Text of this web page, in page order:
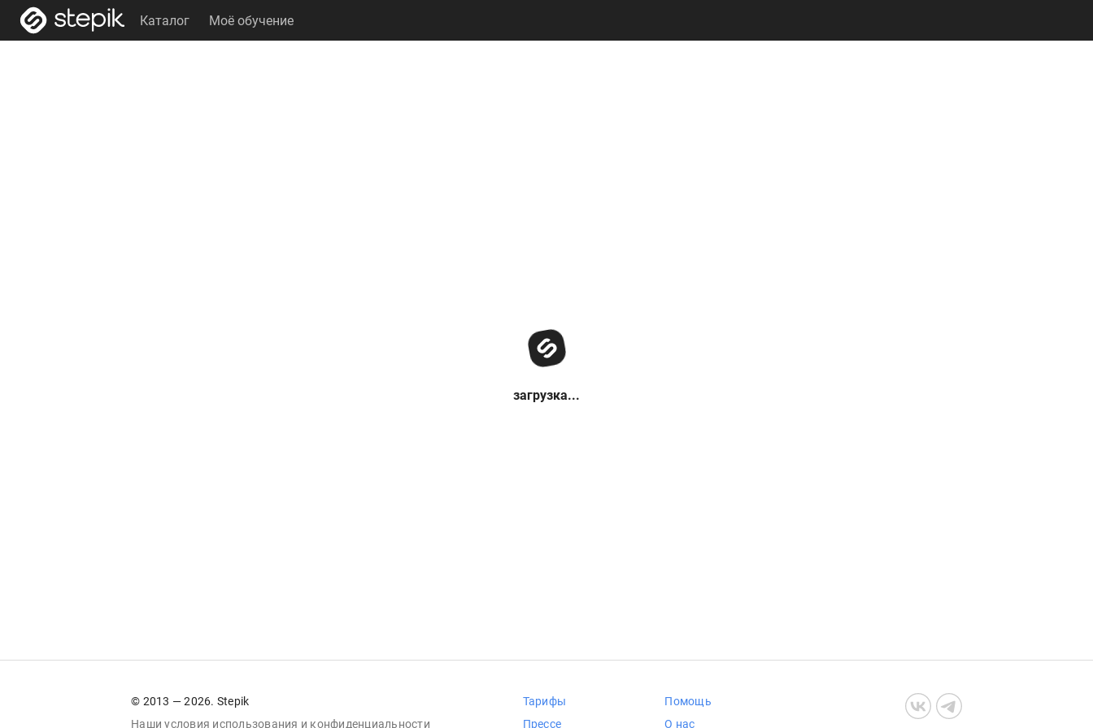
Каталог Моё обучение
загрузка...
© 2013 — 2026. Stepik
Наши условия использования и конфиденциальности
Тарифы
Прессе
Помощь
О нас